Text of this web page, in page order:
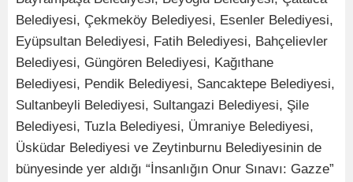
Belediyesi, Çekmeköy Belediyesi, Esenler Belediyesi,
Eyüpsultan Belediyesi, Fatih Belediyesi, Bahçelievler
Belediyesi, Güngören Belediyesi, Kağıthane
Belediyesi, Pendik Belediyesi, Sancaktepe Belediyesi,
Sultanbeyli Belediyesi, Sultangazi Belediyesi, Şile
Belediyesi, Tuzla Belediyesi, Ümraniye Belediyesi,
Üsküdar Belediyesi ve Zeytinburnu Belediyesinin de
bünyesinde yer aldığı “İnsanlığın Onur Sınavı: Gazze”